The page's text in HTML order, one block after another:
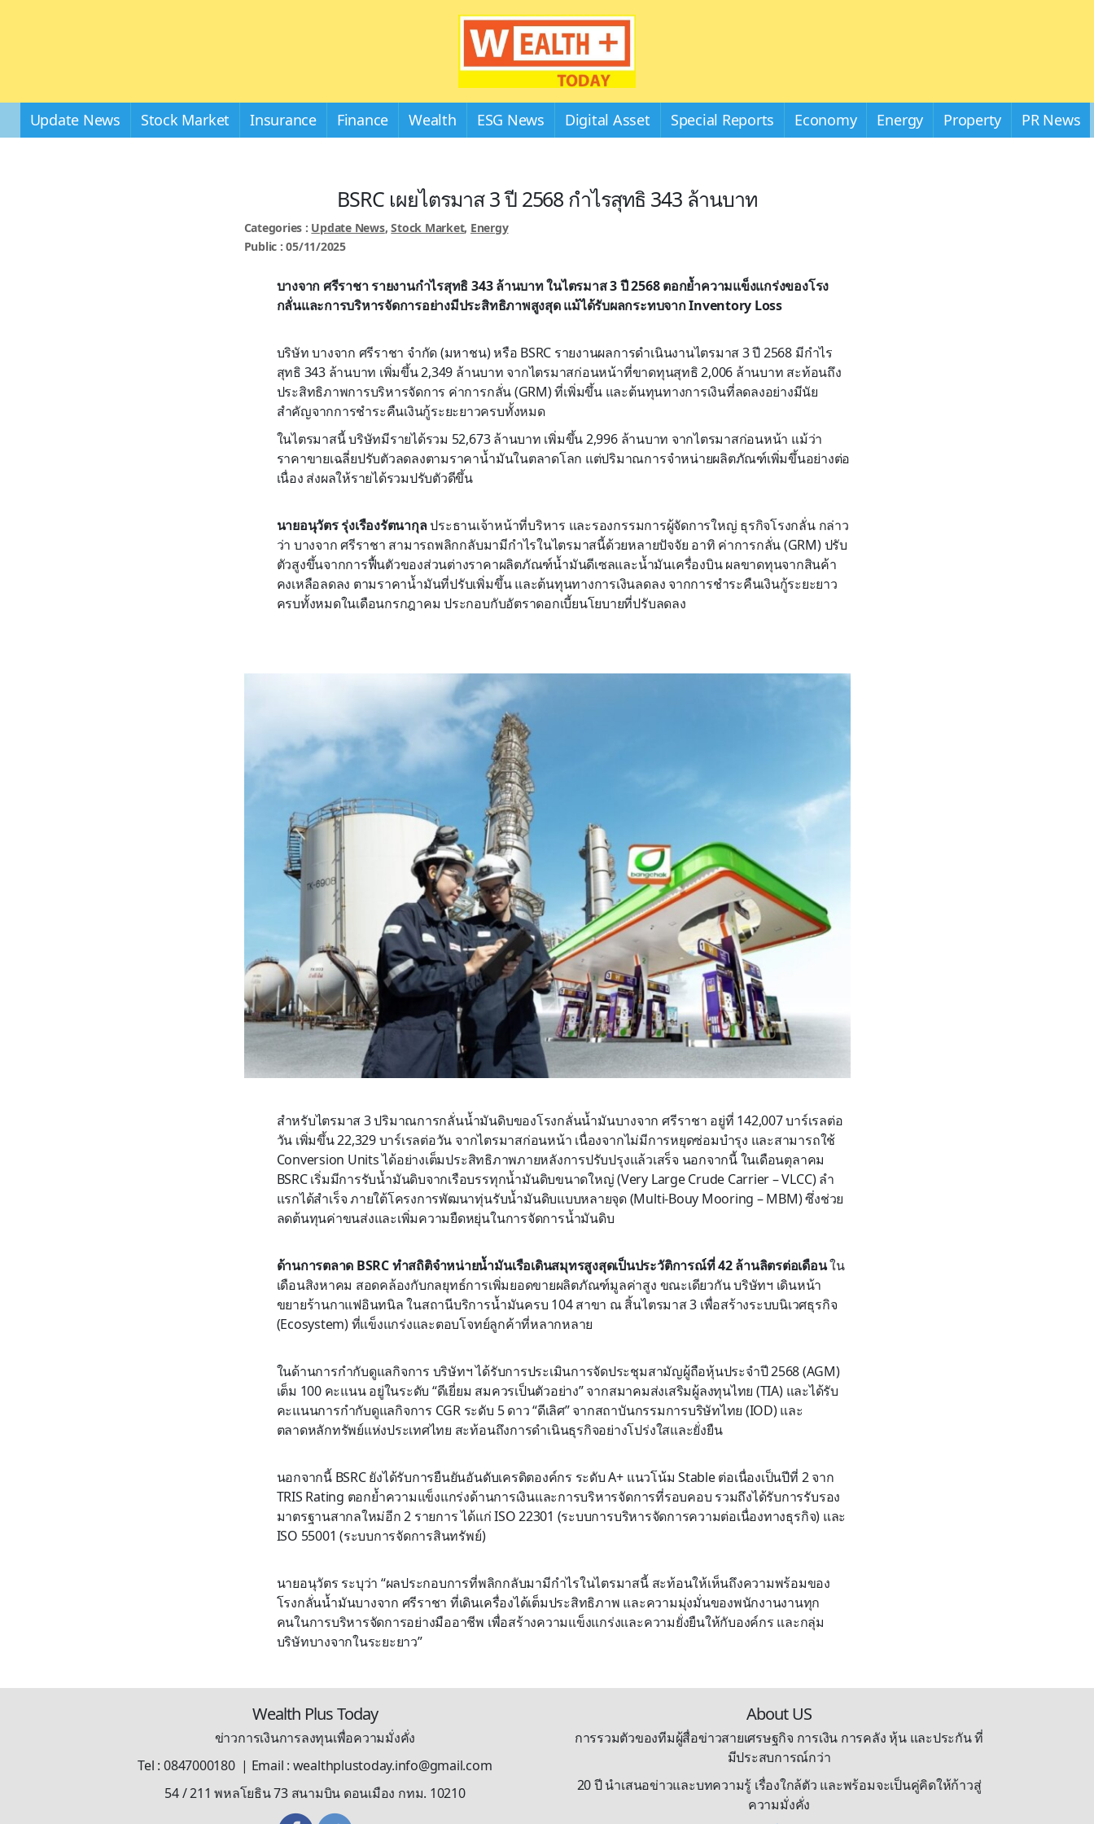
Update News Stock Market Insurance Finance Wealth ESG News Digital Asset Special Reports Economy Energy Property PR News
BSRC เผยไตรมาส 3 ปี 2568 กำไรสุทธิ 343 ล้านบาท
Categories : Update News,Stock Market, Energy
Public : 05/11/2025
บางจาก ศรีราชา รายงานกำไรสุทธิ 343 ล้านบาท ในไตรมาส 3 ปี 2568 ตอกย้ำความแข็งแกร่งของโรง
กลั่นและการบริหารจัดการอย่างมีประสิทธิภาพสูงสุด แม้ได้รับผลกระทบจาก Inventory Loss
บริษัท บางจาก ศรีราชา จำกัด (มหาชน) หรือ BSRC รายงานผลการดำเนินงานไตรมาส 3 ปี 2568 มีกำไร
สุทธิ 343 ล้านบาท เพิ่มขึ้น 2,349 ล้านบาท จากไตรมาสก่อนหน้าที่ขาดทุนสุทธิ 2,006 ล้านบาท สะท้อนถึง
ประสิทธิภาพการบริหารจัดการ ค่าการกลั่น (GRM) ที่เพิ่มขึ้น และต้นทุนทางการเงินที่ลดลงอย่างมีนัย
สำคัญจากการชำระคืนเงินกู้ระยะยาวครบทั้งหมด
ในไตรมาสนี้ บริษัทมีรายได้รวม 52,673 ล้านบาท เพิ่มขึ้น 2,996 ล้านบาท จากไตรมาสก่อนหน้า แม้ว่า
ราคาขายเฉลี่ยปรับตัวลดลงตามราคาน้ำมันในตลาดโลก แต่ปริมาณการจำหน่ายผลิตภัณฑ์เพิ่มขึ้นอย่างต่อ
เนื่อง ส่งผลให้รายได้รวมปรับตัวดีขึ้น
นายอนุวัตร รุ่งเรืองรัตนากุลประธานเจ้าหน้าที่บริหาร และรองกรรมการผู้จัดการใหญ่ ธุรกิจโรงกลั่น กล่าว
ว่า บางจาก ศรีราชา สามารถพลิกกลับมามีกำไรในไตรมาสนี้ด้วยหลายปัจจัย อาทิ ค่าการกลั่น (GRM) ปรับ
ตัวสูงขึ้นจากการฟื้นตัวของส่วนต่างราคาผลิตภัณฑ์น้ำมันดีเซลและน้ำมันเครื่องบิน ผลขาดทุนจากสินค้า
คงเหลือลดลง ตามราคาน้ำมันที่ปรับเพิ่มขึ้น และต้นทุนทางการเงินลดลง จากการชำระคืนเงินกู้ระยะยาว
ครบทั้งหมดในเดือนกรกฎาคม ประกอบกับอัตราดอกเบี้ยนโยบายที่ปรับลดลง
สำหรับไตรมาส 3 ปริมาณการกลั่นน้ำมันดิบของโรงกลั่นน้ำมันบางจาก ศรีราชา อยู่ที่ 142,007 บาร์เรลต่อ
วัน เพิ่มขึ้น 22,329 บาร์เรลต่อวัน จากไตรมาสก่อนหน้า เนื่องจากไม่มีการหยุดซ่อมบำรุง และสามารถใช้
Conversion Units ได้อย่างเต็มประสิทธิภาพภายหลังการปรับปรุงแล้วเสร็จ นอกจากนี้ ในเดือนตุลาคม
BSRC เริ่มมีการรับน้ำมันดิบจากเรือบรรทุกน้ำมันดิบขนาดใหญ่ (Very Large Crude Carrier – VLCC) ลำ
แรกได้สำเร็จ ภายใต้โครงการพัฒนาทุ่นรับน้ำมันดิบแบบหลายจุด (Multi-Bouy Mooring – MBM) ซึ่งช่วย
ลดต้นทุนค่าขนส่งและเพิ่มความยืดหยุ่นในการจัดการน้ำมันดิบ
ด้านการตลาด BSRC ทำสถิติจำหน่ายน้ำมันเรือเดินสมุทรสูงสุดเป็นประวัติการณ์ที่ 42 ล้านลิตรต่อเดือนใน
เดือนสิงหาคม สอดคล้องกับกลยุทธ์การเพิ่มยอดขายผลิตภัณฑ์มูลค่าสูง ขณะเดียวกัน บริษัทฯ เดินหน้า
ขยายร้านกาแฟอินทนิล ในสถานีบริการน้ำมันครบ 104 สาขา ณ สิ้นไตรมาส 3 เพื่อสร้างระบบนิเวศธุรกิจ
(Ecosystem) ที่แข็งแกร่งและตอบโจทย์ลูกค้าที่หลากหลาย
ในด้านการกำกับดูแลกิจการ บริษัทฯ ได้รับการประเมินการจัดประชุมสามัญผู้ถือหุ้นประจำปี 2568 (AGM)
เต็ม 100 คะแนน อยู่ในระดับ “ดีเยี่ยม สมควรเป็นตัวอย่าง” จากสมาคมส่งเสริมผู้ลงทุนไทย (TIA) และได้รับ
คะแนนการกำกับดูแลกิจการ CGR ระดับ 5 ดาว “ดีเลิศ” จากสถาบันกรรมการบริษัทไทย (IOD) และ
ตลาดหลักทรัพย์แห่งประเทศไทย สะท้อนถึงการดำเนินธุรกิจอย่างโปร่งใสและยั่งยืน
นอกจากนี้ BSRC ยังได้รับการยืนยันอันดับเครดิตองค์กร ระดับ A+ แนวโน้ม Stable ต่อเนื่องเป็นปีที่ 2 จาก
TRIS Rating ตอกย้ำความแข็งแกร่งด้านการเงินและการบริหารจัดการที่รอบคอบ รวมถึงได้รับการรับรอง
มาตรฐานสากลใหม่อีก 2 รายการ ได้แก่ ISO 22301 (ระบบการบริหารจัดการความต่อเนื่องทางธุรกิจ) และ
ISO 55001 (ระบบการจัดการสินทรัพย์)
นายอนุวัตร ระบุว่า “ผลประกอบการที่พลิกกลับมามีกำไรในไตรมาสนี้ สะท้อนให้เห็นถึงความพร้อมของ
โรงกลั่นน้ำมันบางจาก ศรีราชา ที่เดินเครื่องได้เต็มประสิทธิภาพ และความมุ่งมั่นของพนักงานงานทุก
คนในการบริหารจัดการอย่างมืออาชีพ เพื่อสร้างความแข็งแกร่งและความยั่งยืนให้กับองค์กร และกลุ่ม
บริษัทบางจากในระยะยาว”
Wealth Plus Today
ข่าวการเงินการลงทุนเพื่อความมั่งคั่ง
Tel : 0847000180 | Email : wealthplustoday.info@gmail.com
54 / 211 พหลโยธิน 73 สนามบิน ดอนเมือง กทม. 10210
About US
การรวมตัวของทีมผู้สื่อข่าวสายเศรษฐกิจ การเงิน การคลัง หุ้น และประกัน ที่
มีประสบการณ์กว่า
20 ปี นำเสนอข่าวและบทความรู้ เรื่องใกล้ตัว และพร้อมจะเป็นคู่คิดให้ก้าวสู่
ความมั่งคั่ง